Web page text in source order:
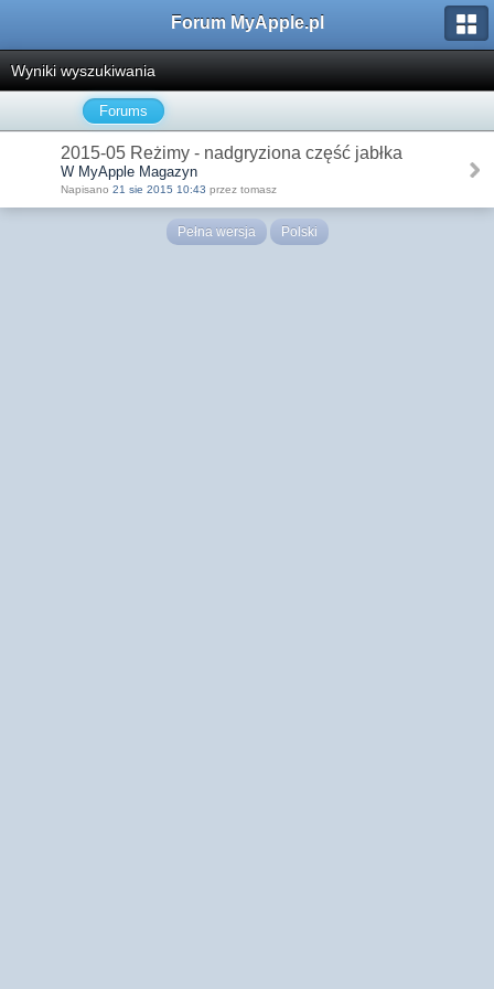
Forum MyApple.pl
Wyniki wyszukiwania
Forums
2015-05 Reżimy - nadgryziona część jabłka
W MyApple Magazyn
Napisano 21 sie 2015 10:43 przez tomasz
Pełna wersja Polski